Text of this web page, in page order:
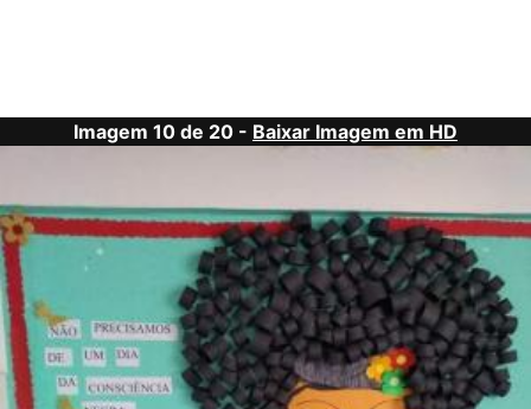
Imagem 10 de 20 - Baixar Imagem em HD